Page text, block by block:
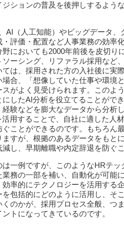
ジションの普及を後押しするよう
AI（人工知能）やビッグデータ
・評価・配置など人事業務の効率
野においても2000年前後を皮切り
ソーシング、リファラル採用など
ては、採用された方の入社後に実
場合、「想像していた仕事や環境
スがよく見受けられます。このよ
にしたAI分析を役立てることがで
験などを膨大なデータから分析
用することで、自社に適した人
ぐことができるのです。もちろん
すが、根拠のあるデータをもと
減し、早期離職や内定辞退を防ぐ
は一例ですが、このようなHRテ
務の一部を補い、自動化が可能
効率的にテクノロジーを活用する
包括的にどのように活用し、そ
くのかが、採用プロセス全般、つ
トになってきているのです。